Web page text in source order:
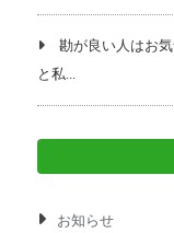
勘が良い人はお
と私...
お知らせ